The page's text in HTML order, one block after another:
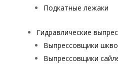
Подкатные лежаки
Гидравлические
Выпрессовщики
Выпрессовщики